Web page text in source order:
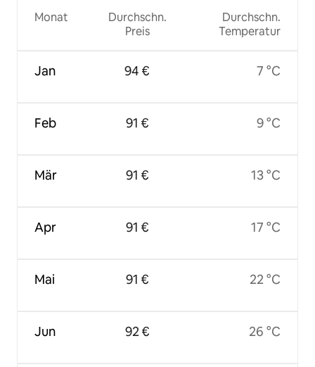
Monat
Jan
Feb
Mär
Apr
Mai
Jun
Durchschn.
Preis
94 €
91 €
91 €
91 €
91 €
92 €
Durchschn.
Temperatur
7 °C
9 °C
13 °C
17 °C
22 °C
26 °C